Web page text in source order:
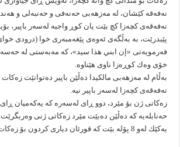
نەفەقە كێشان، لە مەزهەبی حەنەفی و حەنبەلی و
نەفەقەی كچەزا كچ بێت یان كوڕ واجبە لەسەر باپیر،
پێبدرێت، بە بەڵگەی ئەوەی پێغەمبەری خوا (درودی
فەرمویەتی «إن ابني هذا سيد»، كە مەبەستی لە
خۆی وەك كوڕەزا ناوی هێناوە.
بەڵام لە مەزهەبی مالكیدا دەڵێن باپیر دەتوانێت
نەفەقەی كچەزا لەسەر باپیر نیە.
زەكاتی ژن بۆ مێرد، دوو ڕای لەسەرە كە یەكەمیان
حەنابلەیە كە دەڵێن دەبێت مێرد زەكاتی ژنی
یەكێك لەو 8 پۆلە بێت كە قورئان دیاری كردون بۆ زەكات وەرگرتن.